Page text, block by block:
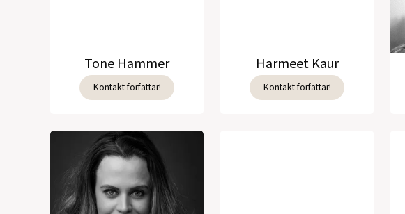
Tone Hammer
Kontakt forfattar!
Harmeet Kaur
Kontakt forfattar!